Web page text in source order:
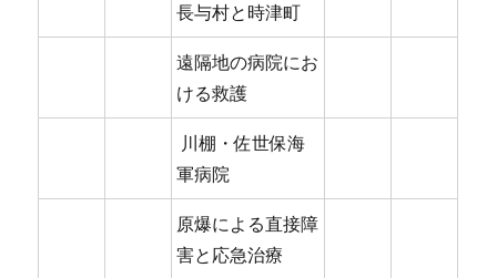
長与村と時津町
遠隔地の病院にお
ける救護
川棚・佐世保海
軍病院
原爆による直接障
害と応急治療